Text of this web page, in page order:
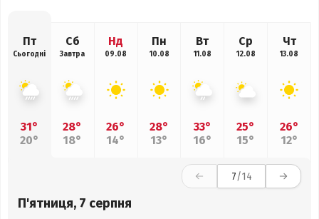
Пт
Сьогодні
31°
20°
Сб
Завтра
28°
18°
Нд
09.08
26°
14°
Пн
10.08
28°
13°
Вт
11.08
33°
16°
Ср
12.08
25°
15°
Чт
13.08
26°
12°
7/14
П'ятниця, 7 серпня